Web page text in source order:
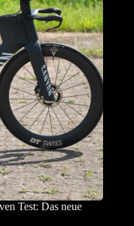
Test: Das neue